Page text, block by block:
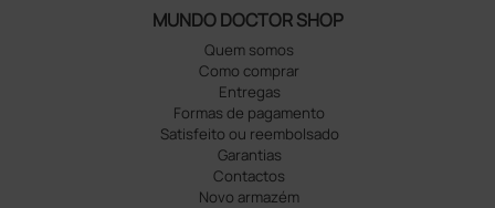
MUNDO DOCTOR SHOP
Quem somos
Como comprar
Entregas
Formas de pagamento
Satisfeito ou reembolsado
Garantias
Contactos
Novo armazém